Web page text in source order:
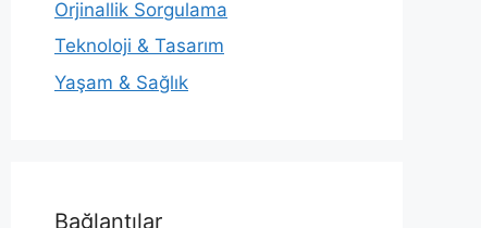
Orjinallik Sorgulama
Teknoloji & Tasarım
Yaşam & Sağlık
Bağlantılar